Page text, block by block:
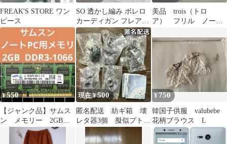
FREAK'S STORE ワン
ピース
SO 透かし編み ボレロ
カーディガン フレアス
リーブ ボヘミアン 大
人Y2K
美品 trois（トロ
ア） フリル ノース
ウス トップス
¥550
【ジャンク品】サムス
ン メモリー 2GB
DDR3-1066 PC3-8500S
現在 ¥500
匿名配送 紡ギ箱 壊
レタ器3個 擬似プトゥ
ン2個 新品 #SO-TA
ガチャ
¥ 750
韓国子供服 valubebe
花柄ブラウス L